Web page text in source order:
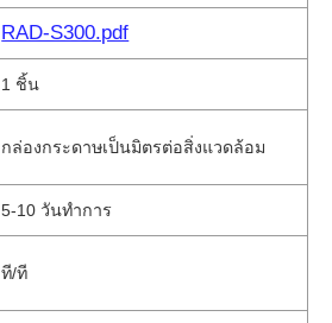
RAD-S300.pdf
1 ชิ้น
กล่องกระดาษเป็นมิตรต่อสิ่งแวดล้อม
5-10 วันทำการ
ที/ที